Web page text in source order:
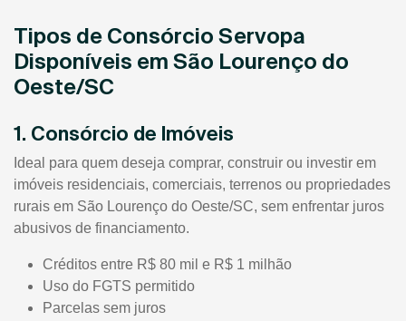
Tipos de Consórcio Servopa
Disponíveis em São Lourenço do
Oeste/SC
1. Consórcio de Imóveis
Ideal para quem deseja comprar, construir ou investir em
imóveis residenciais, comerciais, terrenos ou propriedades
rurais em São Lourenço do Oeste/SC, sem enfrentar juros
abusivos de financiamento.
Créditos entre R$ 80 mil e R$ 1 milhão
Uso do FGTS permitido
Parcelas sem juros